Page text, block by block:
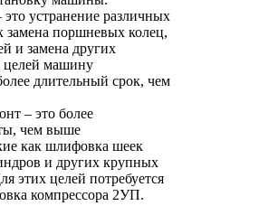
устранение различных
замена поршневых колец,
и замена других
целей машину
длительный срок, чем
– это более
чем выше
как шлифовка шеек
и других крупных
этих целей потребуется
компрессора 2УП.